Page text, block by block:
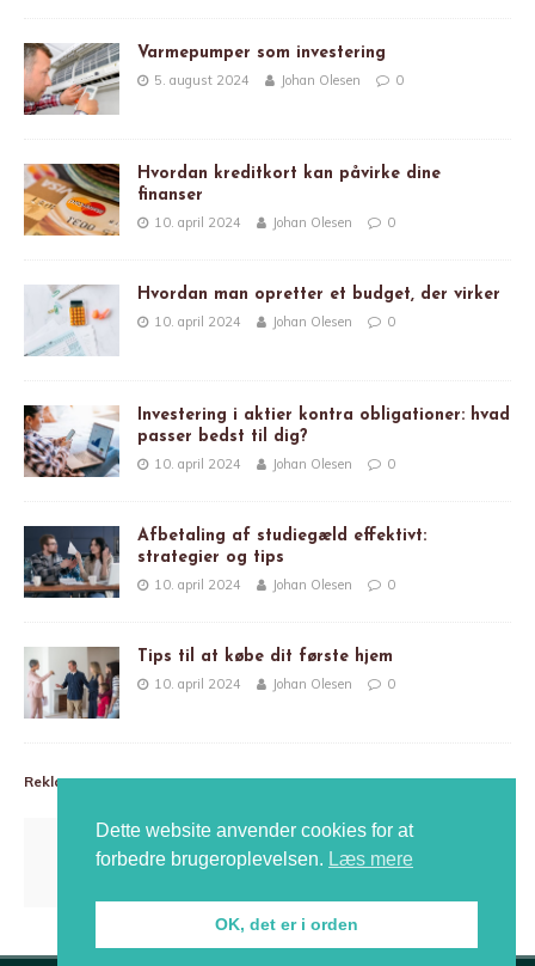
Varmepumper som investering
5. august 2024 Johan Olesen 0
Hvordan kreditkort kan påvirke dine
finanser
10. april 2024 Johan Olesen 0
Hvordan man opretter et budget, der virker
10. april 2024 Johan Olesen 0
Investering i aktier kontra obligationer: hvad
passer bedst til dig?
10. april 2024 Johan Olesen 0
Afbetaling af studiegæld effektivt:
strategier og tips
10. april 2024 Johan Olesen 0
Tips til at købe dit første hjem
10. april 2024 Johan Olesen 0
Reklame
Dette website anvender cookies for at
forbedre brugeroplevelsen. Læs mere
OK, det er i orden